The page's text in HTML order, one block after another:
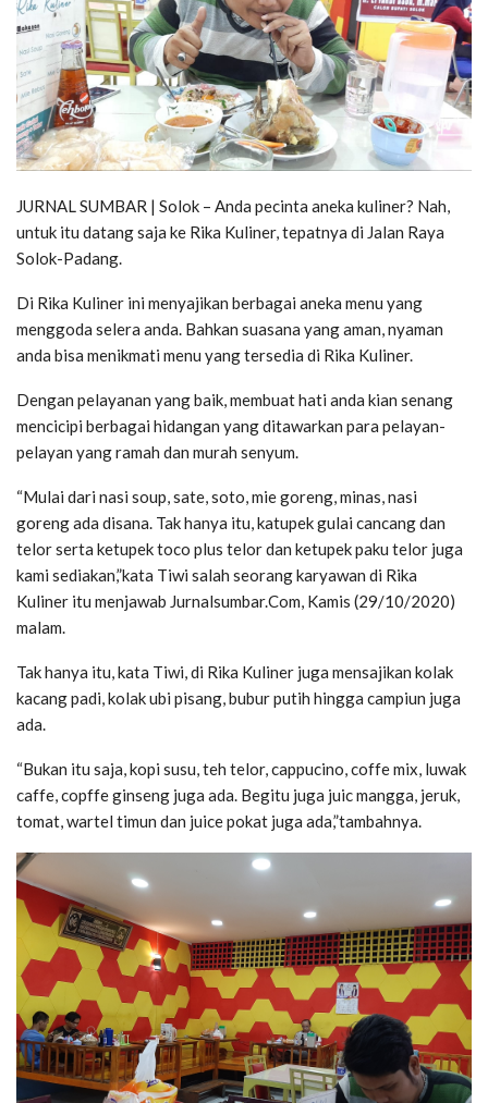
JURNAL SUMBAR | Solok – Anda pecinta aneka kuliner? Nah,
untuk itu datang saja ke Rika Kuliner, tepatnya di Jalan Raya
Solok-Padang.
Di Rika Kuliner ini menyajikan berbagai aneka menu yang
menggoda selera anda. Bahkan suasana yang aman, nyaman
anda bisa menikmati menu yang tersedia di Rika Kuliner.
Dengan pelayanan yang baik, membuat hati anda kian senang
mencicipi berbagai hidangan yang ditawarkan para pelayan-
pelayan yang ramah dan murah senyum.
“Mulai dari nasi soup, sate, soto, mie goreng, minas, nasi
goreng ada disana. Tak hanya itu, katupek gulai cancang dan
telor serta ketupek toco plus telor dan ketupek paku telor juga
kami sediakan,”kata Tiwi salah seorang karyawan di Rika
Kuliner itu menjawab Jurnalsumbar.Com, Kamis (29/10/2020)
malam.
Tak hanya itu, kata Tiwi, di Rika Kuliner juga mensajikan kolak
kacang padi, kolak ubi pisang, bubur putih hingga campiun juga
ada.
“Bukan itu saja, kopi susu, teh telor, cappucino, coffe mix, luwak
caffe, copffe ginseng juga ada. Begitu juga juic mangga, jeruk,
tomat, wartel timun dan juice pokat juga ada,”tambahnya.